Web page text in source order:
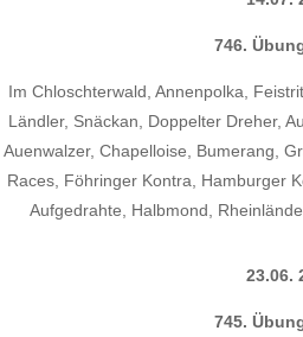
746.
Im Chloschterwald, Annenpolka,
Ländler, Snäckan, Doppelter Dreher,
Auenwalzer, Chapelloise, Bumerang,
Races, Föhringer Kontra, Hamburger
Aufgedrahte, Halbmond,
23.06.
745.